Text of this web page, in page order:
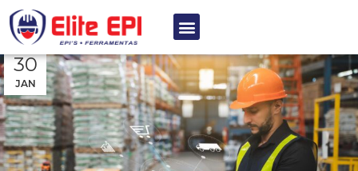
Postado por
Página inicial Artigos postados por Elite EPI
30
JAN